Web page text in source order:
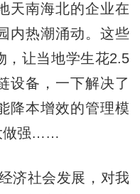
南海北的企业在
内热潮涌动。这些
，让当地学生花2.5
设备，一下解决了
降本增效的管理模
做强……
社会发展，对我